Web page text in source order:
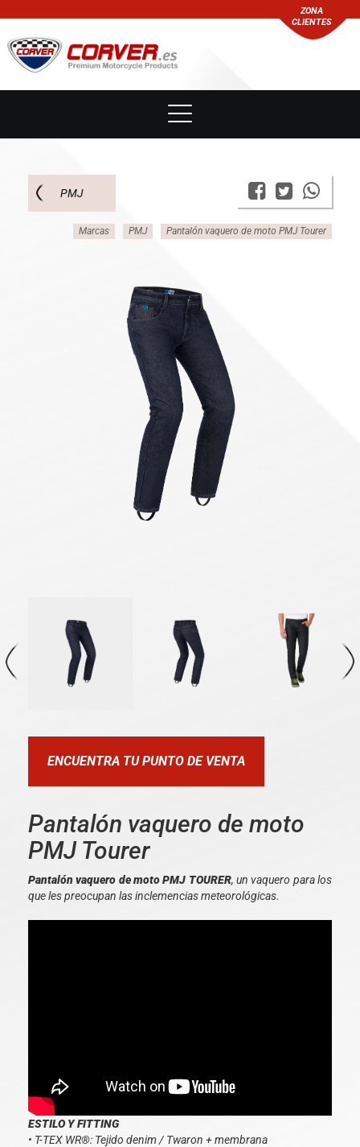
ZONA
CLIENTES
PMJ
Marcas PMJ Pantalón vaquero de moto PMJ Tourer
ENCUENTRA TU PUNTO DE VENTA
Pantalón vaquero de moto
PMJ Tourer
Pantalón vaquero de moto PMJ TOURER, un vaquero para los
que les preocupan las inclemencias meteorológicas.
ESTILO Y FITTING
• T-TEX WR®: Tejido denim / Twaron + membrana